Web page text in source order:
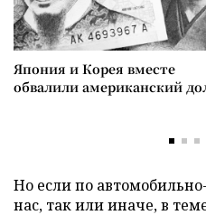
Япония и Корея вместе
обвалили американский
Но если по
нас, так или иначе, в